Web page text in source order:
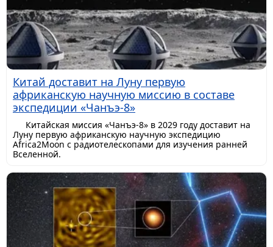
Китай доставит на Луну первую
африканскую научную миссию в составе
экспедиции «Чанъэ-8»
Китайская миссия «Чанъэ-8» в 2029 году доставит на
Луну первую африканскую научную экспедицию
Africa2Moon с радиотелескопами для изучения ранней
Вселенной.